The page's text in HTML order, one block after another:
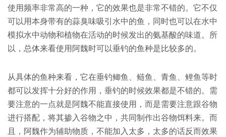
使用频率非常高的一种，它的效果也是非常不错的。它不仅
可以用本身带有的蒜臭味吸引水中的鱼，同时也可以在水中
模拟水中动物和植物在活动的时候发出的氨基酸的味道。所
以，总体来看使用阿魏时可以垂钓的鱼种是比较多的。
从具体的鱼种来看，它在垂钓鲫鱼、鲢鱼、青鱼、鲤鱼等时
都可以发挥十分好的作用，垂钓的时候效果都是不错的。需
要注意的一点就是阿魏不能直接使用，而是需要注意跟谷物
进行搭配，将其掺入谷物之中，共同制作出谷物饵料来。而
且，阿魏作为辅助物质，不能加入太多，太多的话反而效果